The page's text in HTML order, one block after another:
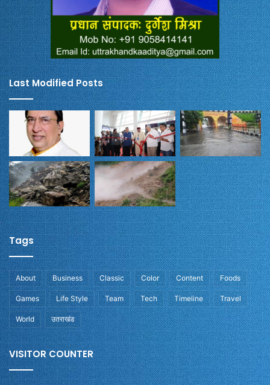
Last Modified Posts
Tags
About Business Classic Color Content Foods
Games Life Style Team Tech Timeline Travel
World उतराखंड
VISITOR COUNTER